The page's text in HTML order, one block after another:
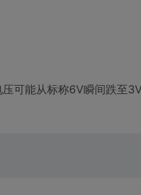
可能从标称6V瞬间跌至